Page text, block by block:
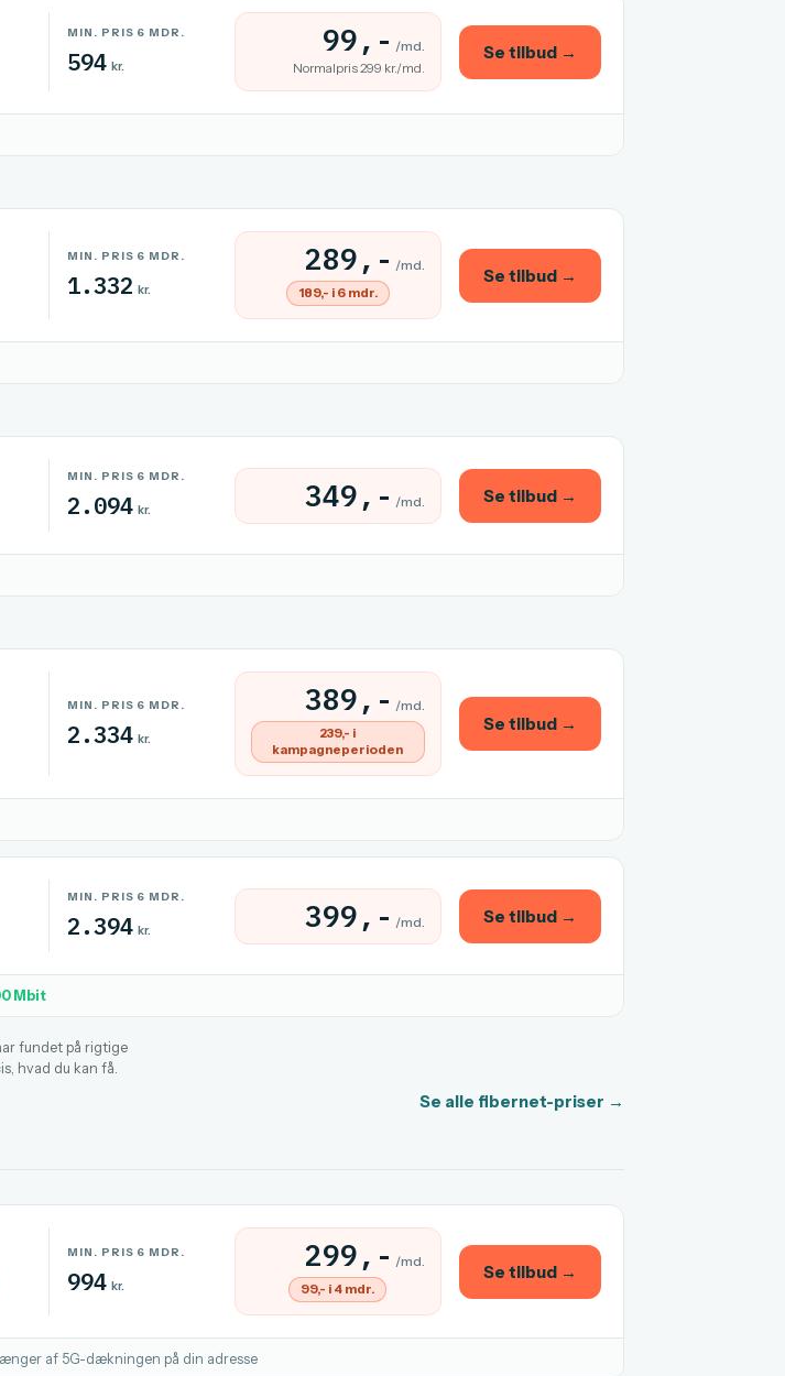
MIN. PRIS 6 MDR.
594 kr.
99,- /md.
Normalpris 299 kr./md.
Se tilbud →
MIN. PRIS 6 MDR.
1.332 kr.
289,- /md.
189,- i 6 mdr.
Se tilbud →
MIN. PRIS 6 MDR.
2.094 kr. 349,- /md. Se tilbud →
MIN. PRIS 6 MDR.
2.334 kr.
389,- /md.
239,- i
kampagneperioden
Se tilbud →
MIN. PRIS 6 MDR.
2.394 kr. 399,- /md. Se tilbud →
Mbit
fundet på rigtige
hvad du kan få.
Se alle fibernet-priser →
MIN. PRIS 6 MDR.
994 kr.
299,- /md.
99,- i 4 mdr.
Se tilbud →
af 5G-dækningen på din adresse